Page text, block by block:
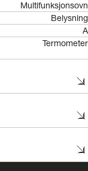
Multifunksjonsovn
Belysning
A
Termometer